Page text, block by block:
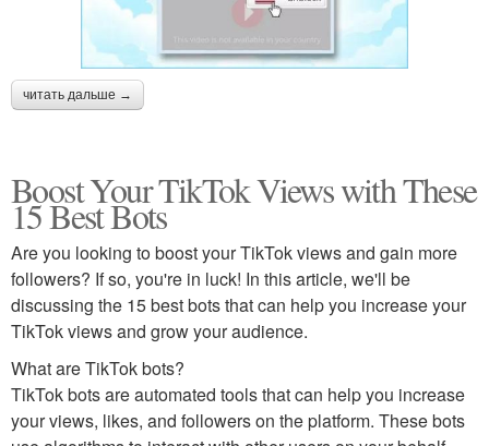
читать дальше →
Boost Your TikTok Views with These
15 Best Bots
Are you looking to boost your TikTok views and gain more
followers? If so, you're in luck! In this article, we'll be
discussing the 15 best bots that can help you increase your
TikTok views and grow your audience.
What are TikTok bots?
TikTok bots are automated tools that can help you increase
your views, likes, and followers on the platform. These bots